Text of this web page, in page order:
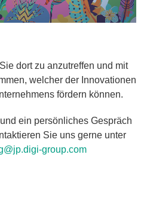
dort zu anzutreffen und mit
welcher der Innovationen
fördern können.
ein persönliches Gespräch
Sie uns gerne unter
group.com